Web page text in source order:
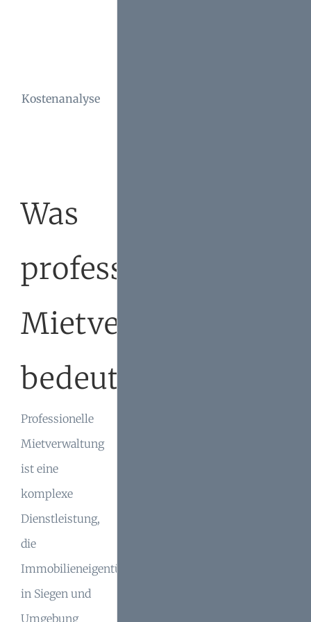
Kostenanalyse
Was
professionelle
Mietverwaltung
bedeutet
Professionelle
Mietverwaltung
ist eine
komplexe
Dienstleistung,
die
Immobilieneigentümer
in Siegen und
Umgebung